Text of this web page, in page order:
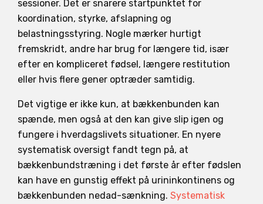
sessioner. Det er snarere startpunktet for
koordination, styrke, afslapning og
belastningsstyring. Nogle mærker hurtigt
fremskridt, andre har brug for længere tid, især
efter en kompliceret fødsel, længere restitution
eller hvis flere gener optræder samtidig.
Det vigtige er ikke kun, at bækkenbunden kan
spænde, men også at den kan give slip igen og
fungere i hverdagslivets situationer. En nyere
systematisk oversigt fandt tegn på, at
bækkenbundstræning i det første år efter fødslen
kan have en gunstig effekt på urininkontinens og
bækkenbunden nedad-sænkning. Systematisk